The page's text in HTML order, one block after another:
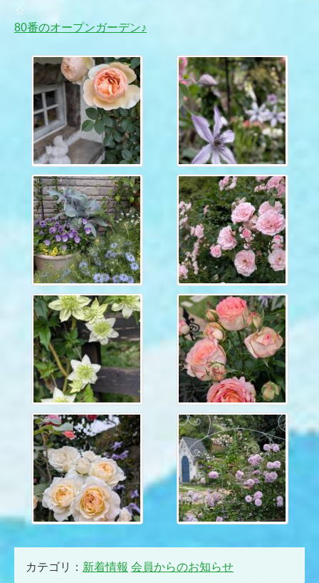
☆
80番のオープンガーデン♪
カテゴリ： 新着情報 会員からのお知らせ